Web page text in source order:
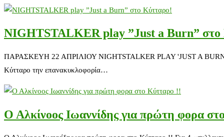
NIGHTSTALKER play ”Just a Burn” στο
ΠΑΡΑΣΚΕΥΗ 22 ΑΠΡΙΛΙΟΥ NIGHTSTALKER PLAY 'JUST A BURN'
Κύτταρο την επανακυκλοφορία…
Ο Αλκίνοος Ιωαννίδης για πρώτη φορα